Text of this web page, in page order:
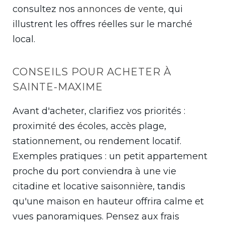
consultez nos annonces de vente, qui
illustrent les offres réelles sur le marché
local.
CONSEILS POUR ACHETER À
SAINTE-MAXIME
Avant d'acheter, clarifiez vos priorités :
proximité des écoles, accès plage,
stationnement, ou rendement locatif.
Exemples pratiques : un petit appartement
proche du port conviendra à une vie
citadine et locative saisonnière, tandis
qu'une maison en hauteur offrira calme et
vues panoramiques. Pensez aux frais